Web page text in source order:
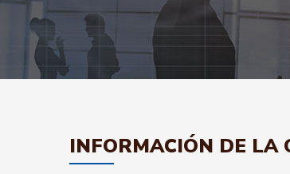
INFORMACIÓN DE LA